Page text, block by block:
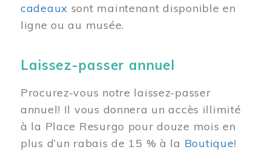
cadeaux sont maintenant disponible en
ligne ou au musée.
Laissez-passer annuel
Procurez-vous notre laissez-passer
annuel! Il vous donnera un accès illimité
à la Place Resurgo pour douze mois en
plus d’un rabais de 15 % à la Boutique!